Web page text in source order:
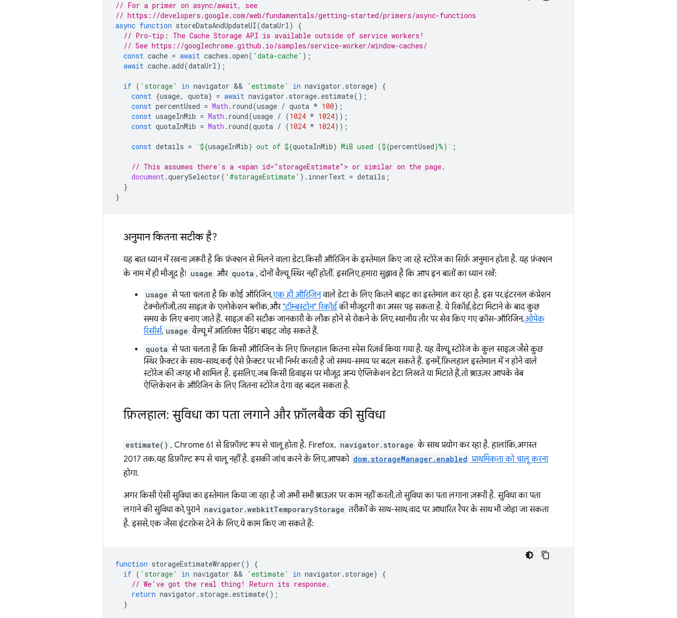
// For a primer on async/await, see
// https://developers.google.com/web/fundamentals/getting-started/primers/async-functions
async function storeDataAndUpdateUI(dataUrl)
{
// Pro-tip: The Cache Storage API is available outside of service workers!
// See https://googlechrome.github.io/samples/service-worker/window-caches/
const cache = await caches .open( 'data-cache' );
await cache.add(dataUrl);
if ( 'storage' in navigator && 'estimate' in navigator . storage)
{
const {usage, quota} = await navigator . storage. estimate();
const percentUsed = Math . round(usage / quota * 100);
const usageInMib = Math . round(usage / (1024 * 1024));
const quotaInMib = Math . round(quota / (1024 * 1024));
const details = `${usageInMib} out of ${quotaInMib} MiB used (${percentUsed}%)` ;
// This assumes there's a <span id="storageEstimate"> or similar on the page.
document.querySelector( '#storageEstimate' ). innerText = details ;
}
}
अनुमान कितना सटीक है?
यह बात ध्यान में रखना ज़रूरी है कि फ़ंक्शन से मिलने वाला डेटा, किसी ऑरिजिन के इस्तेमाल किए जा रहे स्टोरेज का सिर्फ़ अनुमान होता है. यह फ़ंक्शन
के नाम में ही मौजूद है! usage और quota , दोनों वैल्यू स्थिर नहीं होतीं. इसलिए, हमारा सुझाव है कि आप इन बातों का ध्यान रखें:
usage से पता चलता है कि कोई ऑरिजिन,एक ही ऑरिजिनवाले डेटा के लिए कितने बाइट का इस्तेमाल कर रहा है. इस पर, इंटरनल कंप्रेशन
टेक्नोलॉजी, तय साइज़ के एलोकेशन ब्लॉक, और"टॉम्बस्टोन" रिकॉर्डकी मौजूदगी का असर पड़ सकता है. ये रिकॉर्ड, डेटा मिटाने के बाद कुछ
समय के लिए बनाए जाते हैं. साइज़ की सटीक जानकारी के लीक होने से रोकने के लिए, स्थानीय तौर पर सेव किए गए क्रॉस-ऑरिजिन,ओपेक
रिसॉर्स, usage वैल्यू में अतिरिक्त पैडिंग बाइट जोड़ सकते हैं.
quota से पता चलता है कि किसी ऑरिजिन के लिए फ़िलहाल कितना स्पेस रिज़र्व किया गया है. यह वैल्यू, स्टोरेज के कुल साइज़ जैसे कुछ
स्थिर फ़ैक्टर के साथ-साथ, कई ऐसे फ़ैक्टर पर भी निर्भर करती है जो समय-समय पर बदल सकते हैं. इनमें, फ़िलहाल इस्तेमाल में न होने वाले
स्टोरेज की जगह भी शामिल है. इसलिए, जब किसी डिवाइस पर मौजूद अन्य ऐप्लिकेशन डेटा लिखते या मिटाते हैं, तो ब्राउज़र आपके वेब
ऐप्लिकेशन के ऑरिजिन के लिए जितना स्टोरेज देगा वह बदल सकता है.
फ़िलहाल: सुविधा का पता लगाने और फ़ॉलबैक की सुविधा
estimate() , Chrome 61 से डिफ़ॉल्ट रूप से चालू होता है. Firefox, navigator.storage के साथ प्रयोग कर रहा है. हालांकि, अगस्त
2017 तक, यह डिफ़ॉल्ट रूप से चालू नहीं है. इसकी जांच करने के लिए, आपको dom.storageManager.enabled प्राथमिकता को चालू करना
होगा.
अगर किसी ऐसी सुविधा का इस्तेमाल किया जा रहा है जो अभी सभी ब्राउज़र पर काम नहीं करती, तो सुविधा का पता लगाना ज़रूरी है. सुविधा का पता
लगाने की सुविधा को, पुराने navigator.webkitTemporaryStorage तरीकों के साथ-साथ, वाद पर आधारित रैपर के साथ भी जोड़ा जा सकता
है. इससे, एक जैसा इंटरफ़ेस देने के लिए, ये काम किए जा सकते हैं:
function storageEstimateWrapper()
{
if ( 'storage' in navigator && 'estimate' in navigator . storage)
{
// We've got the real thing! Return its response.
return navigator . storage. estimate();
}